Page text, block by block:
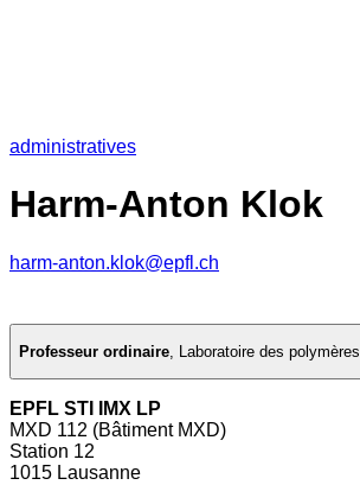
administratives
Harm-Anton Klok
harm-anton.klok@epfl.ch
Professeur ordinaire, Laboratoire des polymères
EPFL STI IMX LP
MXD 112 (Bâtiment MXD)
Station 12
1015 Lausanne